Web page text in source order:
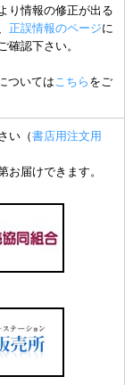
り情報の修正が出る
正誤情報のページに
確認下さい。
ついてはこちら をご
い（書店用注文用
お届けできます。